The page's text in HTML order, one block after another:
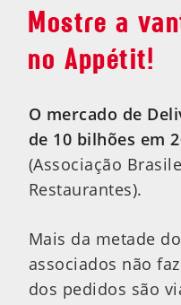
Mostre a
no Appétit!
O mercado de
de 10 bilhões em
(Associação
Restaurantes).
Mais da metade
associados não
dos pedidos são